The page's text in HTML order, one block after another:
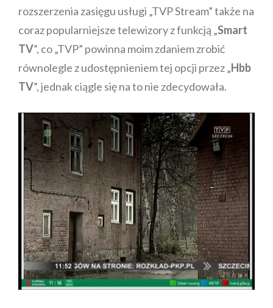
rozszerzenia zasięgu usługi „TVP Stream” także na
coraz popularniejsze telewizory z funkcją „Smart
TV”, co „TVP” powinna moim zdaniem zrobić
równolegle z udostępnieniem tej opcji przez „Hbb
TV”, jednak ciągle się na to nie zdecydowała.